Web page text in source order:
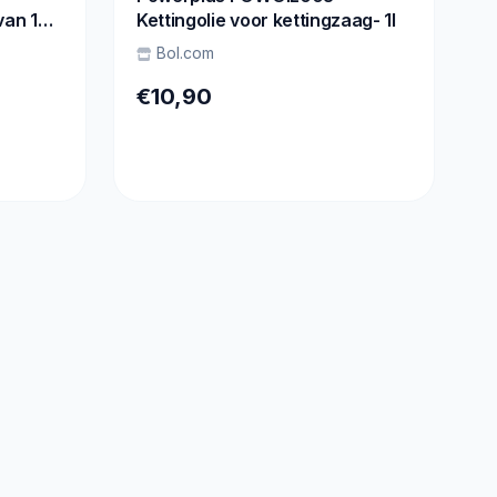
10
Kettingolie voor kettingzaag- 1l
Bol.com
€10,90